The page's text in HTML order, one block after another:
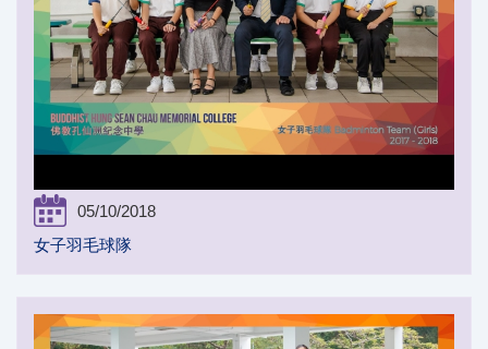
05/10/2018
女子羽毛球隊